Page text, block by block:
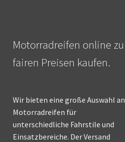
Motorradreifen online zu
fairen Preisen kaufen.
Wir bieten eine große Auswahl an
Motorradreifen für
unterschiedliche Fahrstile und
Einsatzbereiche. Der Versand